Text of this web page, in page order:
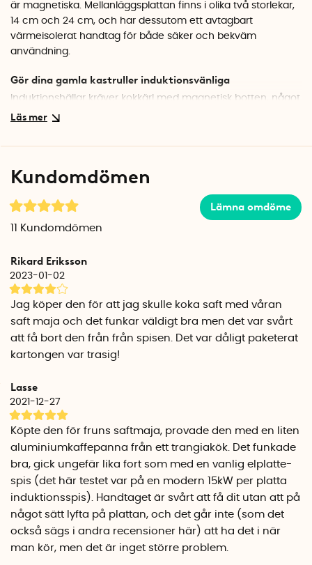
är magnetiska. Mellanläggsplattan finns i olika två storlekar,
14 cm och 24 cm, och har dessutom ett avtagbart
värmeisolerat handtag för både säker och bekväm
användning.
Gör dina gamla kastruller induktionsvänliga
Induktionshällar kräver kokkärl med magnetisk botten, något
som vissa grytor, stekpannor eller kastruller saknar. Med
fungerar som en adapter och leder värmen från
som om det vore anpassat för induktion.
Säker hantering med avtagbart handtag
placera och lyfta mellanläggsplattan, även när den är varm.
Handtaget kan tas av vid behov, exempelvis för enklare
förvaring eller om det är i vägen under matlagning. Använd
alltid handtaget vid hantering – mellanläggsplattan blir
mycket het under användning.
Passar flera olika material
mängd olika material: aluminium, rostfritt stål (icke-
magnetiskt), koppar, emalj, gjutjärn och keramik. Detta gör
den idealisk för gamla kastruller eller specialkärl som du inte
vill byta ut bara för att du bytt till en induktionshäll.
Korrekt användning
För bästa resultat bör mellanläggsplattan matcha storleken
på spisplattan. Kokkärlets storlek bör också motsvara eller
överstiga plattans storlek – särskilt viktigt vid användning av
den mindre modellen, som endast bör användas kortvarigt
med ett kokkärl som är mindre är plattan.
Kundomdömen
Lämna omdöme
Kundomdömen
Rikard Eriksson
2023-01-02
Jag köper den för att jag skulle koka saft med våran
saft maja och det funkar väldigt bra men det var svårt
att få bort den från från spisen. Det var dåligt paketerat
kartongen var trasig!
Lasse
2021-12-27
Köpte den för fruns saftmaja, provade den med en liten
aluminiumkaffepanna från ett trangiakök. Det funkade
bra, gick ungefär lika fort som med en vanlig elplatte-
spis (det här testet var på en modern 15kW per platta
induktionsspis). Handtaget är svårt att få dit utan att på
något sätt lyfta på plattan, och det går inte (som det
också sägs i andra recensioner här) att ha det i när
man kör, men det är inget större problem.